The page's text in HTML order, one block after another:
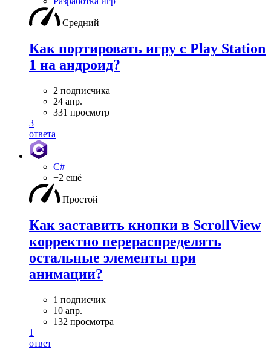
Средний
Как портировать игру с Play Station
1 на андроид?
2 подписчика
24 апр.
331 просмотр
3
ответа
C#
+2 ещё
Простой
Как заставить кнопки в ScrollView
корректно перераспределять
остальные элементы при
анимации?
1 подписчик
10 апр.
132 просмотра
1
ответ